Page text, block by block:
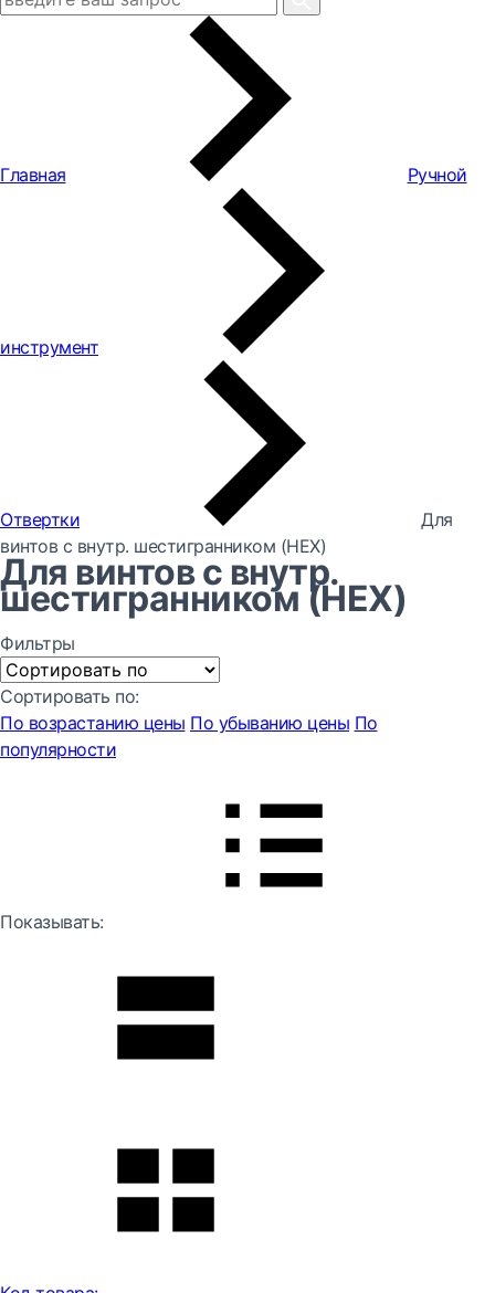
Главная Ручной
инструмент
Отвертки
Для
винтов с внутр. шестигранником (HEX)
Для винтов с внутр.
шестигранником (HEX)
Фильтры
Сортировать по:
По возрастанию цены По убыванию цены По
популярности
Показывать: